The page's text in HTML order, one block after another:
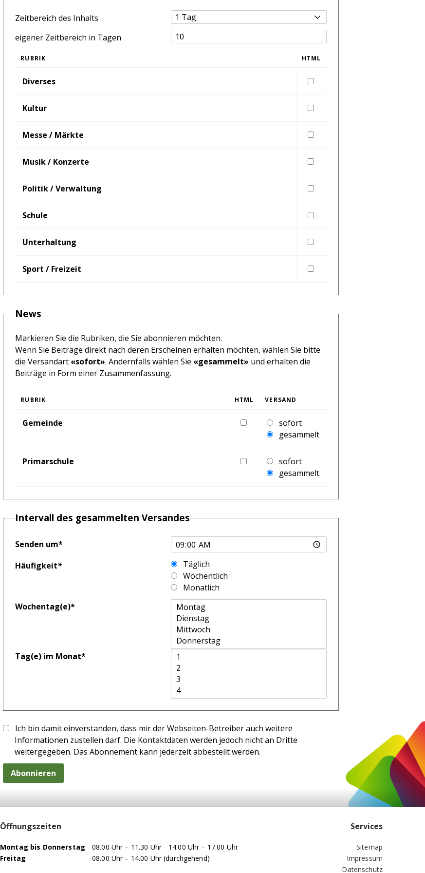
Zeitbereich des Inhalts
eigener Zeitbereich in Tagen
RUBRIK HTML
Diverses
Kultur
Messe / Märkte
Musik / Konzerte
Politik / Verwaltung
Schule
Unterhaltung
Sport / Freizeit
News
Markieren Sie die Rubriken, die Sie abonnieren möchten.
Wenn Sie Beiträge direkt nach deren Erscheinen erhalten möchten, wählen Sie bitte
die Versandart «sofort». Andernfalls wählen Sie «gesammelt» und erhalten die
Beiträge in Form einer Zusammenfassung.
RUBRIK HTML VERSAND
Gemeinde HTML
sofort
gesammelt
Primarschule HTML
sofort
gesammelt
Intervall des gesammelten Versandes
Senden um*
Häufigkeit*
Täglich
Wöchentlich
Monatlich
Wochentag(e)*
Tag(e) im Monat*
Ich bin damit einverstanden, dass mir der Webseiten-Betreiber auch weitere
Informationen zustellen darf. Die Kontaktdaten werden jedoch nicht an Dritte
weitergegeben. Das Abonnement kann jederzeit abbestellt werden.
Abonnieren
Öffnungszeiten
WOCHENTAG VORMITTAG NACHMITTAG
Montag bis Donnerstag 08.00 Uhr – 11.30 Uhr
14.00 Uhr – 17.00 Uhr
Freitag 08.00 Uhr – 14.00 Uhr (durchgehend)
Services
Sitemap
Impressum
Datenschutz